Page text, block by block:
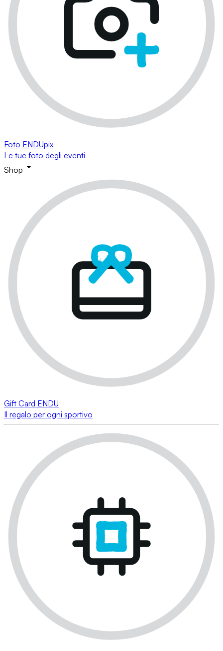
Foto ENDUpix
Le tue foto degli eventi
Shop
Gift Card ENDU
Il regalo per ogni sportivo